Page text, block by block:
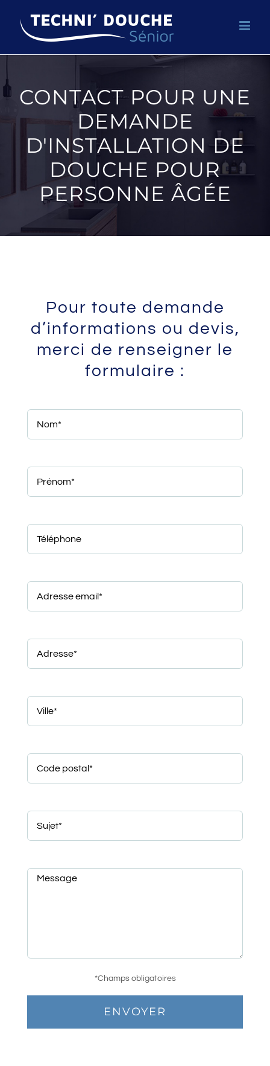
contenu
CONTACT POUR UNE
DEMANDE
D'INSTALLATION DE
DOUCHE POUR
PERSONNE ÂGÉE
Pour toute demande
d’informations ou devis,
merci de renseigner le
formulaire :
*Champs obligatoires